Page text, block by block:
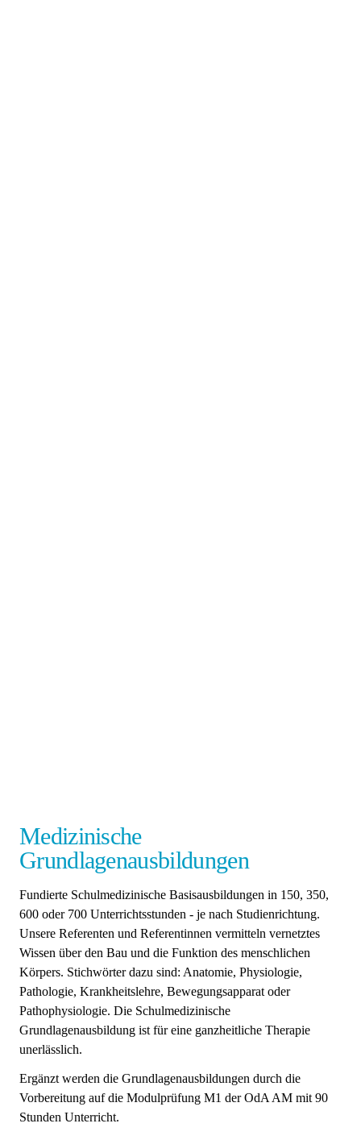
Medizinische
Grundlagenausbildungen
Fundierte Schulmedizinische Basisausbildungen in 150, 350,
600 oder 700 Unterrichtsstunden - je nach Studienrichtung.
Unsere Referenten und Referentinnen vermitteln vernetztes
Wissen über den Bau und die Funktion des menschlichen
Körpers. Stichwörter dazu sind: Anatomie, Physiologie,
Pathologie, Krankheitslehre, Bewegungsapparat oder
Pathophysiologie. Die Schulmedizinische
Grundlagenausbildung ist für eine ganzheitliche Therapie
unerlässlich.
Ergänzt werden die Grundlagenausbildungen durch die
Vorbereitung auf die Modulprüfung M1 der OdA AM mit 90
Stunden Unterricht.